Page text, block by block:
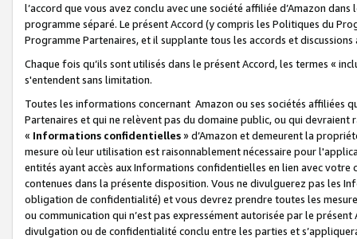
l’accord que vous avez conclu avec une société affiliée d’Amazon
programme séparé. Le présent Accord (y compris les Politiques du
Programme Partenaires, et il supplante tous les accords et discussions
Chaque fois qu’ils sont utilisés dans le présent Accord, les termes «
s'entendent sans limitation.
Toutes les informations concernant Amazon ou ses sociétés affiliées
Partenaires et qui ne relèvent pas du domaine public, ou qui
« Informations confidentielles» d’Amazon et demeurent la
mesure où leur utilisation est raisonnablement nécessaire pour
entités ayant accès aux Informations confidentielles en lien avec
contenues dans la présente disposition. Vous ne divulguerez pas les
obligation de confidentialité) et vous devrez prendre toutes les
ou communication qui n’est pas expressément autorisée par le
divulgation ou de confidentialité conclu entre les parties et